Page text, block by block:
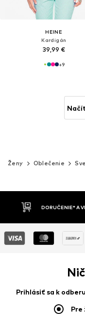
HEINE
Kardigán
39,99 €
+9
Ženy Oblečenie
Prihlásiť sa k
Pre